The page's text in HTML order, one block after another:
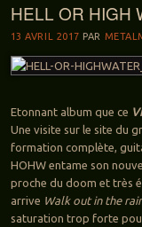
HELL OR HIGH
13 AVRIL 2017 PAR
Etonnant album que ce
Une visite sur le site du
formation complète,
HOHW entame son
proche du doom et très
arrive Walk out in the
saturation trop forte